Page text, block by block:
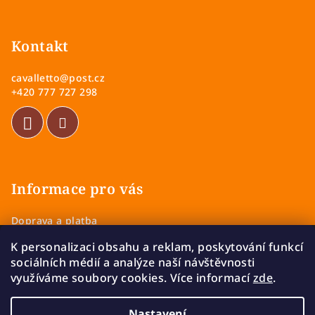
K personalizaci obsahu a reklam, poskytování funkcí
sociálních médií a analýze naší návštěvnosti
využíváme soubory cookies. Více informacízde.
Kontakt
cavalletto@post.cz
+420 777 727 298
Informace pro vás
Doprava a platba
Zásady ochrany osobních údajů
Vrácení a výměna zboží